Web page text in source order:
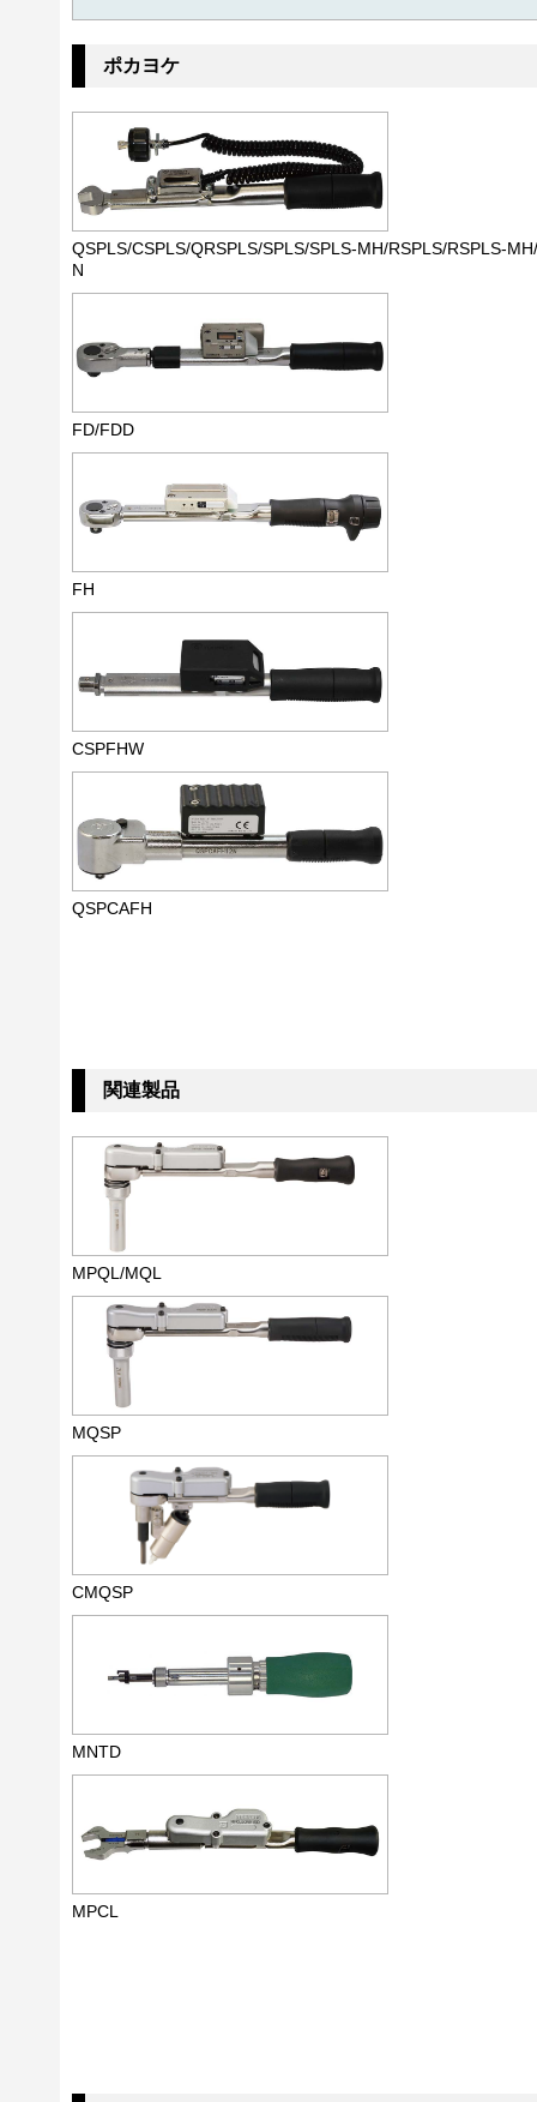
ポカヨケ
QSPLS/CSPLS/QRSPLS/SPLS/SPLS-MH/RSPLS/RSPLS-
N
FD/FDD
FH
CSPFHW
QSPCAFH
関連製品
MPQL/MQL
MQSP
CMQSP
MNTD
MPCL